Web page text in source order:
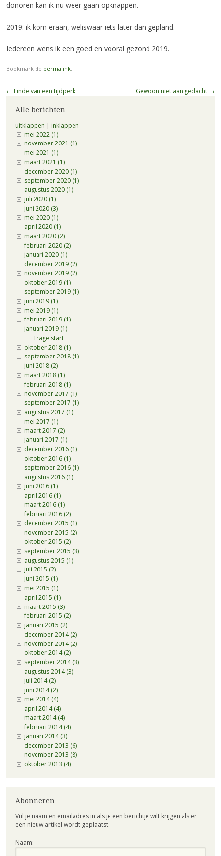
donoren kan ik nu weer gaan opknappen.
2019: ik kom eraan, weliswaar iets later dan gepland.
Iedereen wens ik een goed en vooral gezond 2019.
Bookmark de permalink.
Berichtnavigatie
← Einde van een tijdperk Gewoon niet aan gedacht →
Alle berichten
uitklappen | inklappen
mei 2022 (1)
november 2021 (1)
mei 2021 (1)
maart 2021 (1)
december 2020 (1)
september 2020 (1)
augustus 2020 (1)
juli 2020 (1)
juni 2020 (3)
mei 2020 (1)
april 2020 (1)
maart 2020 (2)
februari 2020 (2)
januari 2020 (1)
december 2019 (2)
november 2019 (2)
oktober 2019 (1)
september 2019 (1)
juni 2019 (1)
mei 2019 (1)
februari 2019 (1)
januari 2019 (1)
Trage start
oktober 2018 (1)
september 2018 (1)
juni 2018 (2)
maart 2018 (1)
februari 2018 (1)
november 2017 (1)
september 2017 (1)
augustus 2017 (1)
mei 2017 (1)
maart 2017 (2)
januari 2017 (1)
december 2016 (1)
oktober 2016 (1)
september 2016 (1)
augustus 2016 (1)
juni 2016 (1)
april 2016 (1)
maart 2016 (1)
februari 2016 (2)
december 2015 (1)
november 2015 (2)
oktober 2015 (2)
september 2015 (3)
augustus 2015 (1)
juli 2015 (2)
juni 2015 (1)
mei 2015 (1)
april 2015 (1)
maart 2015 (3)
februari 2015 (2)
januari 2015 (2)
december 2014 (2)
november 2014 (2)
oktober 2014 (2)
september 2014 (3)
augustus 2014 (3)
juli 2014 (2)
juni 2014 (2)
mei 2014 (4)
april 2014 (4)
maart 2014 (4)
februari 2014 (4)
januari 2014 (3)
december 2013 (6)
november 2013 (8)
oktober 2013 (4)
Abonneren
Vul je naam en emailadres in als je een berichtje wilt krijgen als er
een nieuw artikel wordt geplaatst.
Naam: